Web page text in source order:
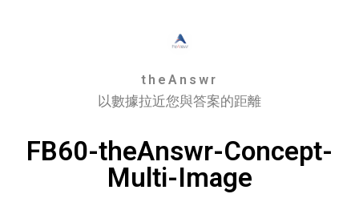
theAnswr
以數據拉近您與答案的距離
FB60-theAnswr-Concept-
Multi-Image